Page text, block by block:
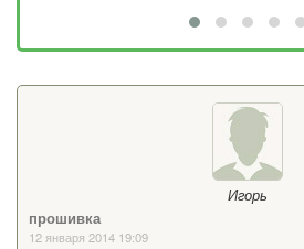
Игорь
прошивка
12 января 2014 19:09